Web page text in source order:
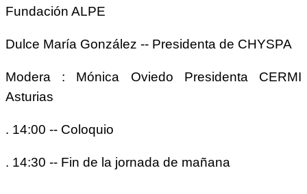
Fundación ALPE
Dulce María González -- Presidenta de CHYSPA
Modera : Mónica Oviedo Presidenta CERMI
Asturias
. 14:00 -- Coloquio
. 14:30 -- Fin de la jornada de mañana